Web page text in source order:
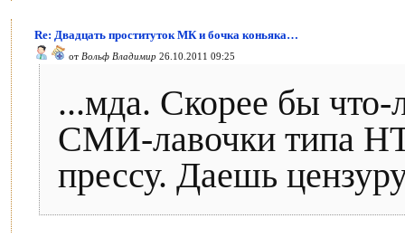
Re: Двадцать проституток МК и бочка коньяка…
от Вольф Владимир 26.10.2011 09:25
...мда. Скорее бы
СМИ-лавочки типа
прессу. Даешь